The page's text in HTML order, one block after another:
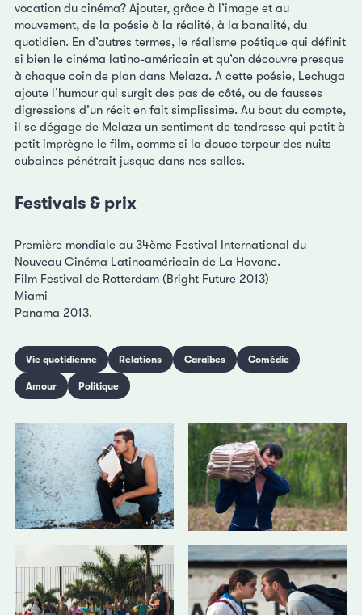
vocation du cinéma? Ajouter, grâce à l’image et au
mouvement, de la poésie à la réalité, à la banalité, du
quotidien. En d’autres termes, le réalisme poétique qui définit
si bien le cinéma latino-américain et qu’on découvre presque
à chaque coin de plan dans Melaza. A cette poésie, Lechuga
ajoute l’humour qui surgit des pas de côté, ou de fausses
digressions d’un récit en fait simplissime. Au bout du compte,
il se dégage de Melaza un sentiment de tendresse qui petit à
petit imprègne le film, comme si la douce torpeur des nuits
cubaines pénétrait jusque dans nos salles.
Festivals & prix
Première mondiale au 34ème Festival International du
Nouveau Cinéma Latinoaméricain de La Havane.
Film Festival de Rotterdam (Bright Future 2013)
Miami
Panama 2013.
Vie quotidienne Relations Caraïbes Comédie
Amour Politique